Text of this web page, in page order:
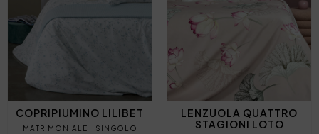
COPRIPIUMINO LILIBET
MATRIMONIALE SINGOLO
LENZUOLA QUATTRO
STAGIONI LOTO